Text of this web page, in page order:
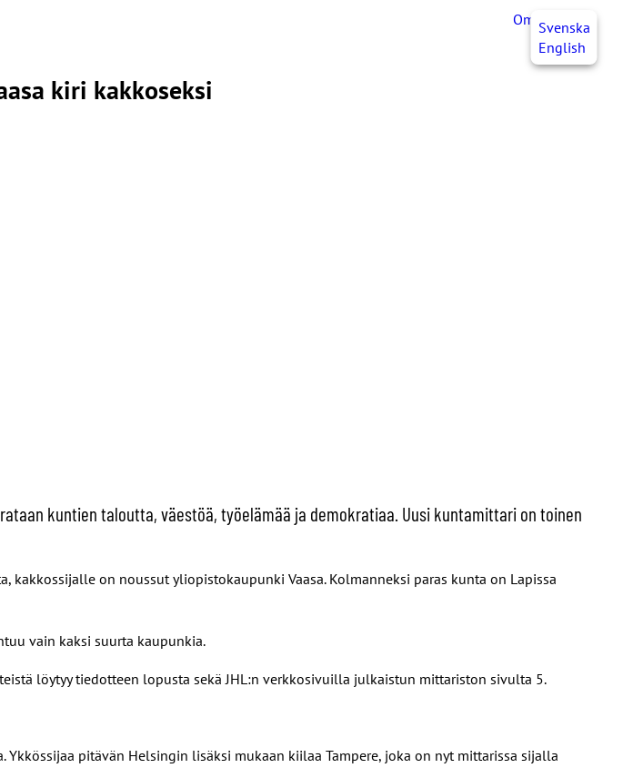
OmaJHLSvenska
English
kiri kakkoseksi
kuntien taloutta, väestöä, työelämää ja demokratiaa. Uusi kuntamittari on toinen
kakkossijalle on noussut yliopistokaupunki Vaasa. Kolmanneksi paras kunta on Lapissa
vain kaksi suurta kaupunkia.
löytyy tiedotteen lopusta sekä JHL:n verkkosivuilla julkaistun mittariston sivulta 5.
pitävän Helsingin lisäksi mukaan kiilaa Tampere, joka on nyt mittarissa sijalla